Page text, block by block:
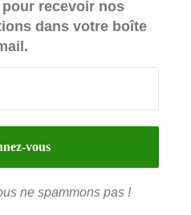
recevoir nos
dans votre boîte
ne spammons pas !